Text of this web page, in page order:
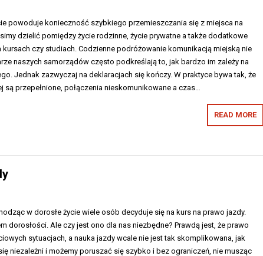
powoduje konieczność szybkiego przemieszczania się z miejsca na
dzielić pomiędzy życie rodzinne, życie prywatne a także dodatkowe
czy studiach. Codzienne podróżowanie komunikacją miejską nie
naszych samorządów często podkreślają to, jak bardzo im zależy na
Jednak zazwyczaj na deklaracjach się kończy. W praktyce bywa tak, że
przepełnione, połączenia nieskomunikowane a czas…
READ MORE
w dorosłe życie wiele osób decyduje się na kurs na prawo jazdy.
dorosłości. Ale czy jest ono dla nas niezbędne? Prawdą jest, że prawo
sytuacjach, a nauka jazdy wcale nie jest tak skomplikowana, jak
niezależni i możemy poruszać się szybko i bez ograniczeń, nie musząc